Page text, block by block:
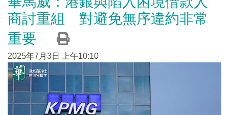
商討重組 對避免無序違約非常
重要
2025年7月3日 上午10:10